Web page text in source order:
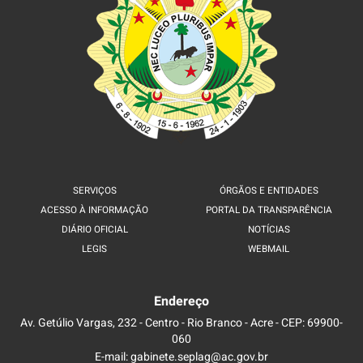
SERVIÇOS
ACESSO À INFORMAÇÃO
DIÁRIO OFICIAL
LEGIS
ÓRGÃOS E ENTIDADES
PORTAL DA TRANSPARÊNCIA
NOTÍCIAS
WEBMAIL
Endereço
Av. Getúlio Vargas, 232 - Centro - Rio Branco - Acre - CEP: 69900-
060
E-mail: gabinete.seplag@ac.gov.br